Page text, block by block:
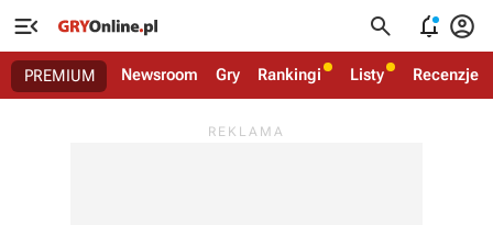
   
PREMIUM Newsroom Gry Rankingi Listy Recenzje